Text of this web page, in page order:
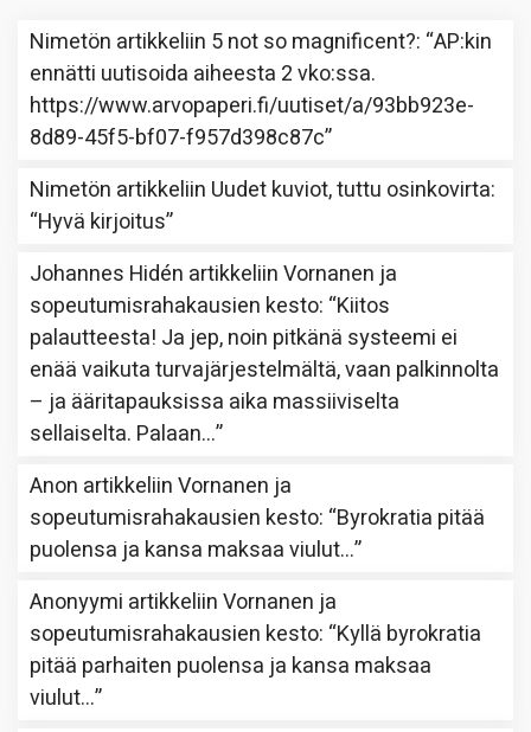
Nimetön artikkeliin 5 not so magnificent?: “AP:kin
ennätti uutisoida aiheesta 2 vko:ssa.
https://www.arvopaperi.fi/uutiset/a/93bb923e-
8d89-45f5-bf07-f957d398c87c”
Nimetön artikkeliin Uudet kuviot, tuttu osinkovirta:
“Hyvä kirjoitus”
Johannes Hidén artikkeliinVornanen ja
sopeutumisrahakausien kesto: “Kiitos
palautteesta! Ja jep, noin pitkänä systeemi ei
enää vaikuta turvajärjestelmältä, vaan palkinnolta
– ja ääritapauksissa aika massiiviselta
sellaiselta. Palaan…”
Anon artikkeliinVornanen ja
sopeutumisrahakausien kesto: “Byrokratia pitää
puolensa ja kansa maksaa viulut…”
Anonyymi artikkeliinVornanen ja
sopeutumisrahakausien kesto: “Kyllä byrokratia
pitää parhaiten puolensa ja kansa maksaa
viulut…”